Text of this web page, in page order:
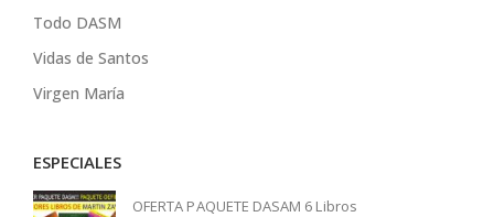
Todo DASM
Vidas de Santos
Virgen María
ESPECIALES
OFERTA PAQUETE DASAM 6 Libros